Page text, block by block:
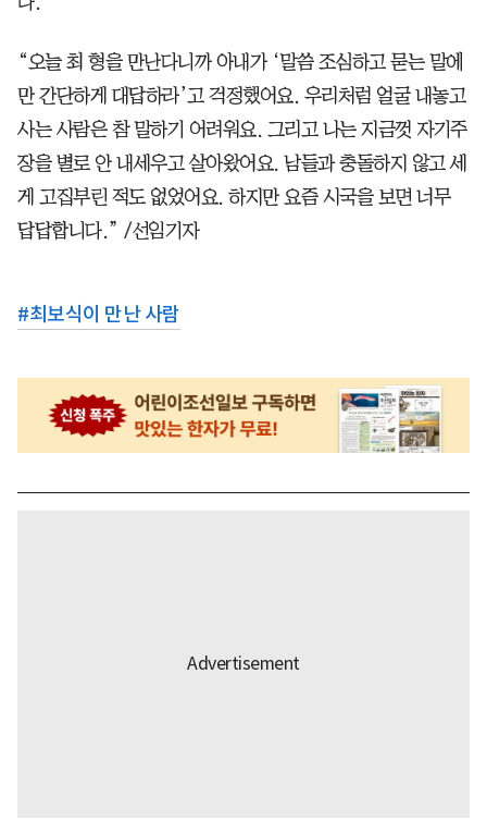
“오늘 최 형을 만난다니까 아내가 ‘말씀 조심하고 묻는 말에
만 간단하게 대답하라’고 걱정했어요. 우리처럼 얼굴 내놓고
사는 사람은 참 말하기 어려워요. 그리고 나는 지금껏 자기주
장을 별로 안 내세우고 살아왔어요. 남들과 충돌하지 않고 세
게 고집부린 적도 없었어요. 하지만 요즘 시국을 보면 너무
답답합니다.” /선임기자
#최보식이 만난 사람